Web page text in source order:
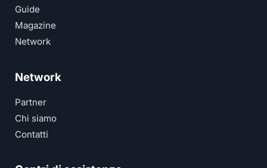
Guide
Magazine
Network
Network
Partner
Chi siamo
Contatti